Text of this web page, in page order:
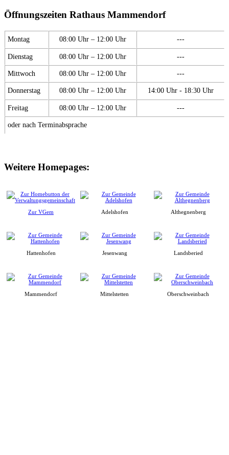
Öffnungszeiten Rathaus Mammendorf
Montag 08:00 Uhr – 12:00 Uhr ---
Dienstag 08:00 Uhr – 12:00 Uhr ---
Mittwoch 08:00 Uhr – 12:00 Uhr ---
Donnerstag 08:00 Uhr – 12:00 Uhr 14:00 Uhr - 18:30 Uhr
Freitag 08:00 Uhr – 12:00 Uhr ---
oder nach Terminabsprache
Weitere Homepages:
Zur VGem Adelshofen Althegnenberg
Hattenhofen Jesenwang Landsberied
Mammendorf Mittelstetten Oberschweinbach